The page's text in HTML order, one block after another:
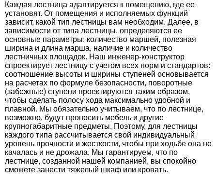
Каждая лестница адаптируется к помещению, где ее
установят. От помещения и исполняемых функций
зависит, какой тип лестницы вам необходим. Далее, в
зависимости от типа лестницы, определяются ее
основные параметры: количество маршей, полезная
ширина и длина марша, наличие и количество
лестничных площадок. Наш инженер-конструктор
спроектирует лестницу с учетом всех норм и стандартов:
соотношение высоты и ширины ступеней основывается
на расчетах по формуле безопасности, поворотные
(забежные) ступени проектируются таким образом,
чтобы сделать полосу хода максимально удобной и
плавной. Мы обязательно учитываем, что по лестнице,
возможно, будут проносить мебель и другие
крупногабаритные предметы. Поэтому, для лестницы
каждого типа рассчитывается свой индивидуальный
уровень прочности и жесткости, чтобы при ходьбе она не
качалась и не дрожала. Мы гарантируем, что по
лестнице, созданной нашей компанией, вы спокойно
сможете занести тяжелый шкаф или кровать.